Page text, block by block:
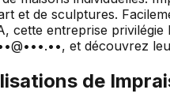
et de sculptures.
cette entreprise
et découvrez
de